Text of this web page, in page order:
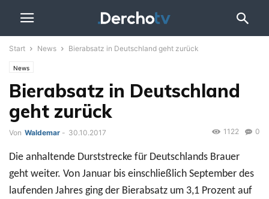
Start News Bierabsatz in Deutschland geht zurück
News
Bierabsatz in Deutschland
geht zurück
Von Waldemar - 30.10.2017 0
1122
Die anhaltende Durststrecke für Deutschlands Brauer
geht weiter. Von Januar bis einschließlich September des
laufenden Jahres ging der Bierabsatz um 3,1 Prozent auf